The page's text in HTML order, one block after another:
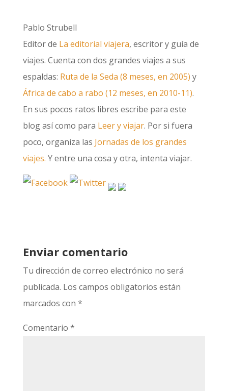
Pablo Strubell
Editor de La editorial viajera, escritor y guía de
viajes. Cuenta con dos grandes viajes a sus
espaldas: Ruta de la Seda (8 meses, en 2005) y
África de cabo a rabo (12 meses, en 2010-11).
En sus pocos ratos libres escribe para este
blog así como para Leer y viajar. Por si fuera
poco, organiza las Jornadas de los grandes
viajes. Y entre una cosa y otra, intenta viajar.
Enviar comentario
Tu dirección de correo electrónico no será
publicada. Los campos obligatorios están
marcados con *
Comentario *